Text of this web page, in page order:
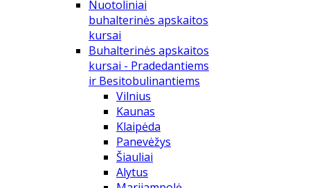
Nuotoliniai
buhalterinės apskaitos
kursai
Buhalterinės apskaitos
kursai - Pradedantiems
ir Besitobulinantiems
Vilnius
Kaunas
Klaipėda
Panevėžys
Šiauliai
Alytus